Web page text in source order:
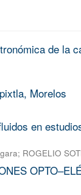
de la
Morelos
en
; ROGELIO